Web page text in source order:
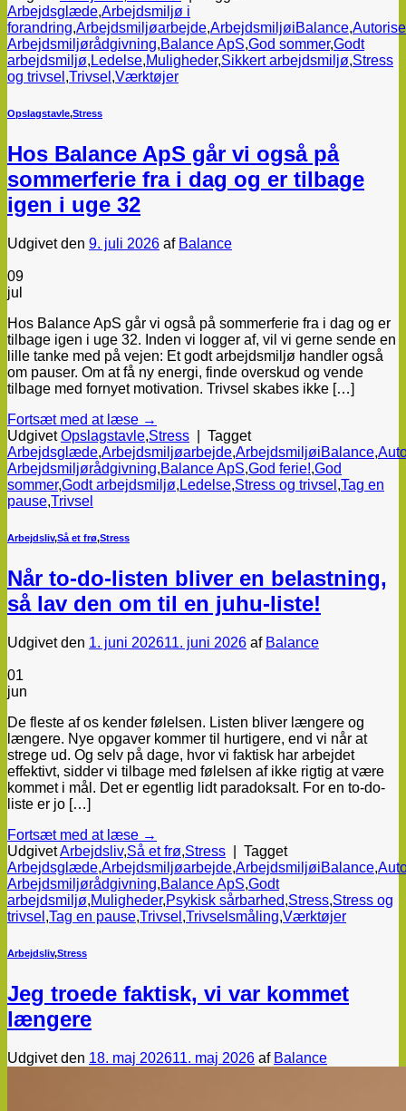
Arbejdsglæde,Arbejdsmiljø i
forandring,Arbejdsmiljøarbejde,ArbejdsmiljøiBalance,
Arbejdsmiljørådgivning,Balance ApS,God sommer,Godt
arbejdsmiljø,Ledelse,Muligheder,Sikkert arbejdsmiljø,Stress
og trivsel ,Trivsel ,Værktøjer
Opslagstavle,Stress
Hos Balance ApS går vi også på
sommerferie fra i dag og er tilbage
igen i uge 32
Udgivet den 9. juli 2026 af Balance
09
jul
Hos Balance ApS går vi også på sommerferie fra i dag og er
tilbage igen i uge 32. Inden vi logger af, vil vi gerne sende en
lille tanke med på vejen: Et godt arbejdsmiljø handler også
om pauser. Om at få ny energi, finde overskud og vende
tilbage med fornyet motivation. Trivsel skabes ikke […]
Fortsæt med at læse →
UdgivetOpslagstavle,Stress
Tagget
Arbejdsglæde,Arbejdsmiljøarbejde,ArbejdsmiljøiBalance,
Arbejdsmiljørådgivning,Balance ApS,God ferie!,God
sommer,Godt arbejdsmiljø, Ledelse,Stress og trivsel ,Tag en
pause,Trivsel
Arbejdsliv,Så et frø,Stress
Når to-do-listen bliver en belastning,
så lav den om til en juhu-liste!
Udgivet den 1. juni 202611. juni 2026 af Balance
01
jun
De fleste af os kender følelsen. Listen bliver længere og
længere. Nye opgaver kommer til hurtigere, end vi når at
strege ud. Og selv på dage, hvor vi faktisk har arbejdet
effektivt, sidder vi tilbage med følelsen af ikke rigtig at være
kommet i mål. Det er egentlig lidt paradoksalt. For en to-do-
liste er jo […]
Fortsæt med at læse →
UdgivetArbejdsliv,Så et frø,Stress
Tagget
Arbejdsglæde,Arbejdsmiljøarbejde,ArbejdsmiljøiBalance,
Arbejdsmiljørådgivning,Balance ApS,Godt
arbejdsmiljø,Muligheder,Psykisk sårbarhed,Stress,Stress og
trivsel ,Tag en pause,Trivsel ,Trivselsmåling,Værktøjer
Arbejdsliv,Stress
Jeg troede faktisk, vi var kommet
længere
Udgivet den 18. maj 202611. maj 2026 af Balance